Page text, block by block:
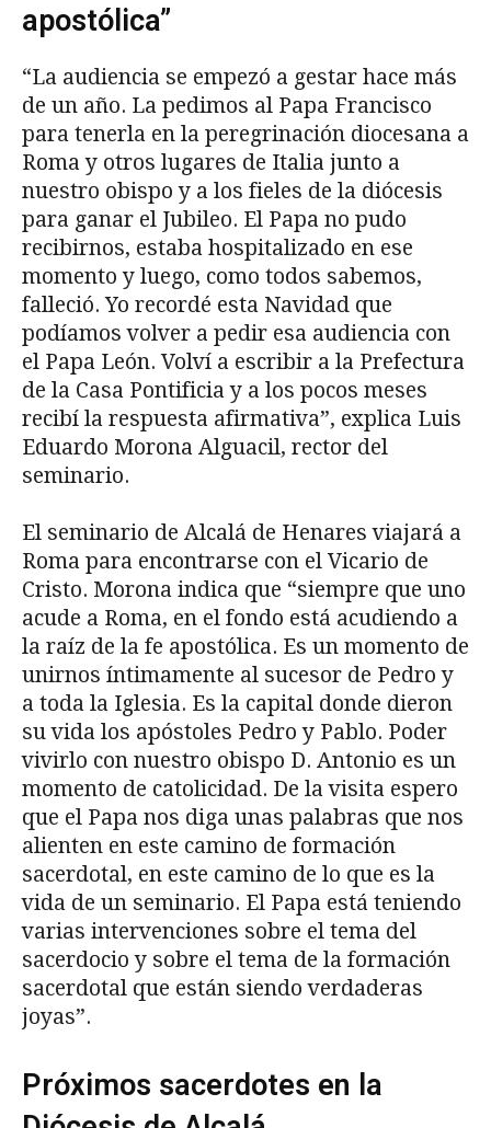
apostólica”
“La audiencia se empezó a gestar hace más
de un año. La pedimos al Papa Francisco
para tenerla en la peregrinación diocesana a
Roma y otros lugares de Italia junto a
nuestro obispo y a los fieles de la diócesis
para ganar el Jubileo. El Papa no pudo
recibirnos, estaba hospitalizado en ese
momento y luego, como todos sabemos,
falleció. Yo recordé esta Navidad que
podíamos volver a pedir esa audiencia con
el Papa León. Volví a escribir a la Prefectura
de la Casa Pontificia y a los pocos meses
recibí la respuesta afirmativa”, explica Luis
Eduardo Morona Alguacil, rector del
seminario.
El seminario de Alcalá de Henares viajará a
Roma para encontrarse con el Vicario de
Cristo. Morona indica que “siempre que uno
acude a Roma, en el fondo está acudiendo a
la raíz de la fe apostólica. Es un momento de
unirnos íntimamente al sucesor de Pedro y
a toda la Iglesia. Es la capital donde dieron
su vida los apóstoles Pedro y Pablo. Poder
vivirlo con nuestro obispo D. Antonio es un
momento de catolicidad. De la visita espero
que el Papa nos diga unas palabras que nos
alienten en este camino de formación
sacerdotal, en este camino de lo que es la
vida de un seminario. El Papa está teniendo
varias intervenciones sobre el tema del
sacerdocio y sobre el tema de la formación
sacerdotal que están siendo verdaderas
joyas”.
Próximos sacerdotes en la